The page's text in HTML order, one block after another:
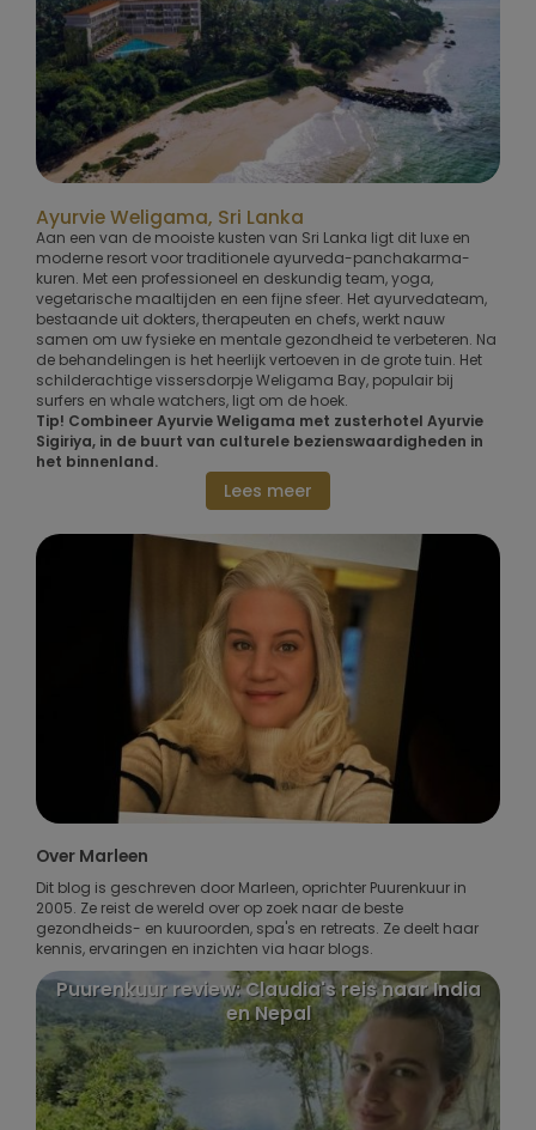
Ayurvie Weligama, Sri Lanka
Aan een van de mooiste kusten van Sri Lanka ligt dit luxe en
moderne resort voor traditionele ayurveda-panchakarma-
kuren. Met een professioneel en deskundig team, yoga,
vegetarische maaltijden en een fijne sfeer. Het ayurvedateam,
bestaande uit dokters, therapeuten en chefs, werkt nauw
samen om uw fysieke en mentale gezondheid te verbeteren. Na
de behandelingen is het heerlijk vertoeven in de grote tuin. Het
schilderachtige vissersdorpje Weligama Bay, populair bij
surfers en whale watchers, ligt om de hoek.
Tip! Combineer Ayurvie Weligama met zusterhotel Ayurvie
Sigiriya, in de buurt van culturele bezienswaardigheden in
het binnenland.
Lees meer
Over Marleen
Dit blog is geschreven door Marleen, oprichter Puurenkuur in
2005. Ze reist de wereld over op zoek naar de beste
gezondheids- en kuuroorden, spa's en retreats. Ze deelt haar
kennis, ervaringen en inzichten via haar blogs.
Puurenkuur review: Claudia's reis naar India
en Nepal